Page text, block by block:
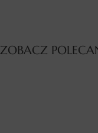
ZOBACZ